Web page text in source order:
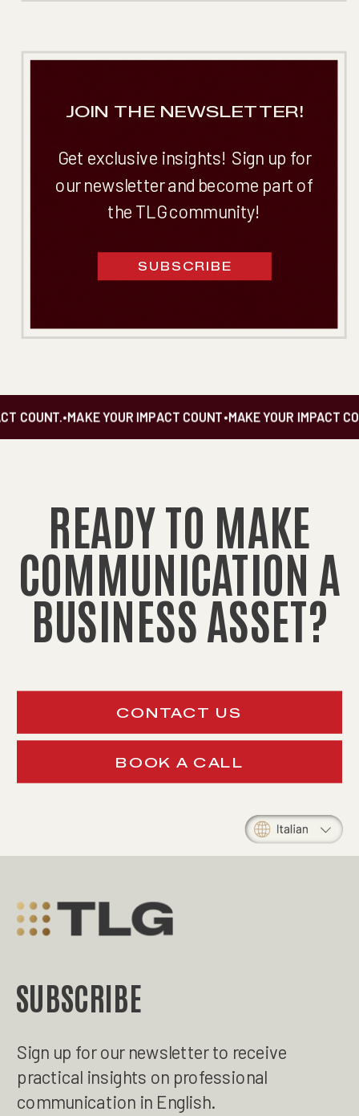
Get exclusive insights! Sign up for
our newsletter and become part of
the TLG community!
JOIN THE NEWSLETTER!
SUBSCRIBE
COUNT.•MAKE YOUR IMPACT COUNT•MAKE YOUR IMPACT
READY TO MAKE
COMMUNICATION A
BUSINESS ASSET?
CONTACT US
BOOK A CALL
SUBSCRIBE
Sign up for our newsletter to receive
practical insights on professional
communication in English.